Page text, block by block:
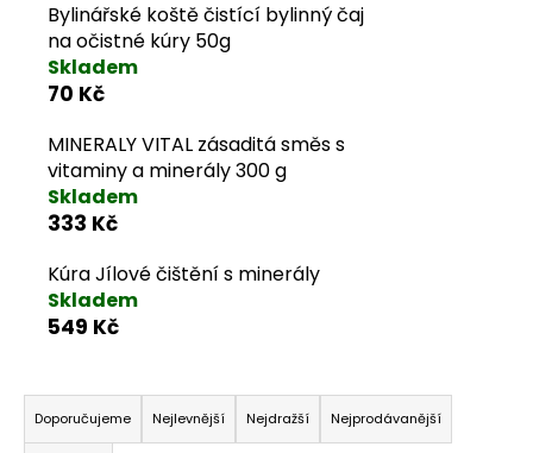
Bylinářské koště čistící bylinný čaj
na očistné kúry 50g
Skladem
70 Kč
MINERALY VITAL zásaditá směs s
vitaminy a minerály 300 g
Skladem
333 Kč
Kúra Jílové čištění s minerály
Skladem
549 Kč
Řazení produktů
Doporučujeme Nejlevnější Nejdražší Nejprodávanější